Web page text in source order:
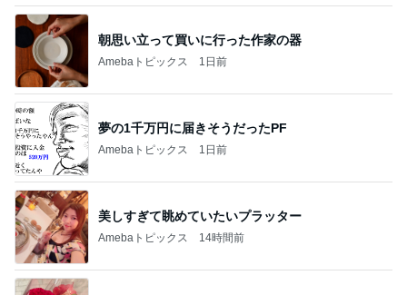
朝思い立って買いに行った作家の器
Amebaトピックス 1日前
夢の1千万円に届きそうだったPF
Amebaトピックス 1日前
美しすぎて眺めていたいプラッター
Amebaトピックス 14時間前